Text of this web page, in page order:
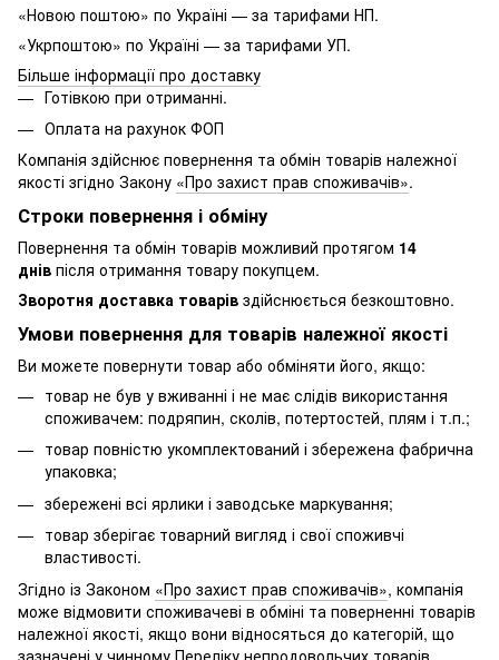
«Новою поштою» по Україні — за тарифами НП.
«Укрпоштою» по Україні — за тарифами УП.
Більше інформації про доставку
Готівкою при отриманні.
Оплата на рахунок ФОП
Компанія здійснює повернення та обмін товарів належної
якості згідно Закону «Про захист прав споживачів».
Строки повернення і обміну
Повернення та обмін товарів можливий протягом 14
днів після отримання товару покупцем.
Зворотня доставка товарів здійснюється безкоштовно.
Умови повернення для товарів належної якості
Ви можете повернути товар або обміняти його, якщо:
товар не був у вживанні і не має слідів використання
споживачем: подряпин, сколів, потертостей, плям і т.п.;
товар повністю укомплектований і збережена фабрична
упаковка;
збережені всі ярлики і заводське маркування;
товар зберігає товарний вигляд і свої споживчі
властивості.
Згідно із Законом «Про захист прав споживачів», компанія
може відмовити споживачеві в обміні та поверненні товарів
належної якості, якщо вони відносяться до категорій, що
зазначені у чинному Переліку непродовольчих товарів